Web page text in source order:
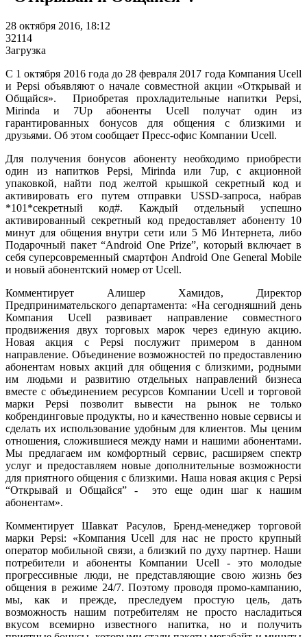
28 октября 2016, 18:12
32114
Загрузка
С 1 октября 2016 года до 28 февраля 2017 года Компания Ucell
и Pepsi объявляют о начале совместной акции «Открывай и
Общайся». Приобретая прохладительные напитки Pepsi,
Mirinda и 7Up абоненты Ucell получат один из
гарантированных бонусов для общения с близкими и
друзьями. Об этом сообщает Пресс-офис Компании Ucell.
Для получения бонусов абоненту необходимо приобрести
один из напитков Pepsi, Mirinda или 7up, с акционной
упаковкой, найти под желтой крышкой секретный код и
активировать его путем отправки USSD-запроса, набрав
*101*секретный код#. Каждый отдельный успешно
активированный секретный код предоставляет абоненту 10
минут для общения внутри сети или 5 Мб Интернета, либо
Подарочный пакет “Android One Prize”, который включает в
себя суперсовременный смартфон Android One General Mobile
и новый абонентский номер от Ucell.
Комментирует Алишер Хамидов, Директор
Предпринимательского департамента: «На сегодняшний день
Компания Ucell развивает направление совместного
продвижения двух торговых марок через единую акцию.
Новая акция с Pepsi послужит примером в данном
направление. Объединение возможностей по предоставлению
абонентам новых акций для общения с близкими, родными
им людьми и развитию отдельных направлений бизнеса
вместе с объединением ресурсов Компании Ucell и торговой
марки Pepsi позволит вывести на рынок не только
кобрендинговые продукты, но и качественно новые сервисы и
сделать их использование удобным для клиентов. Мы ценим
отношения, сложившиеся между нами и нашими абонентами.
Мы предлагаем им комфортный сервис, расширяем спектр
услуг и предоставляем новые дополнительные возможности
для приятного общения с близкими. Наша новая акция с Pepsi
“Открывай и Общайся” - это еще один шаг к нашим
абонентам».
Комментирует Шавкат Расулов, Бренд-менеджер торговой
марки Pepsi: «Компания Ucell для нас не просто крупный
оператор мобильной связи, а близкий по духу партнер. Наши
потребители и абоненты Компании Ucell - это молодые
прогрессивные люди, не представляющие свою жизнь без
общения в режиме 24/7. Поэтому проводя промо-кампанию,
мы, как и прежде, преследуем простую цель, дать
возможность нашим потребителям не просто насладиться
вкусом всемирно известного напитка, но и получить